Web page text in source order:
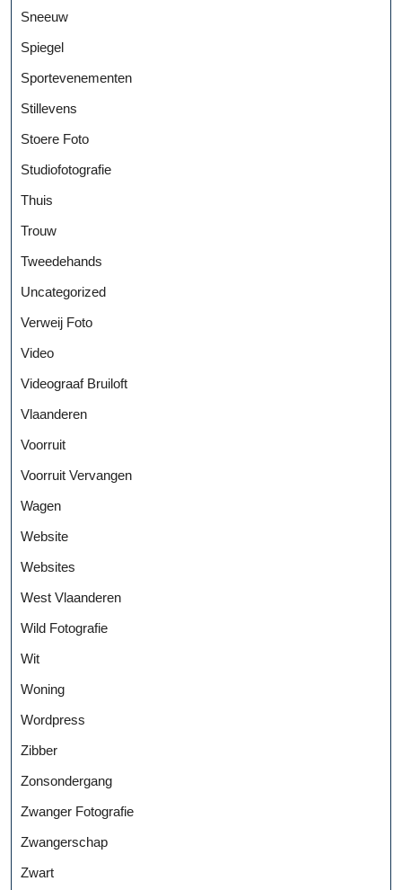
Sneeuw
Spiegel
Sportevenementen
Stillevens
Stoere Foto
Studiofotografie
Thuis
Trouw
Tweedehands
Uncategorized
Verweij Foto
Video
Videograaf Bruiloft
Vlaanderen
Voorruit
Voorruit Vervangen
Wagen
Website
Websites
West Vlaanderen
Wild Fotografie
Wit
Woning
Wordpress
Zibber
Zonsondergang
Zwanger Fotografie
Zwangerschap
Zwart